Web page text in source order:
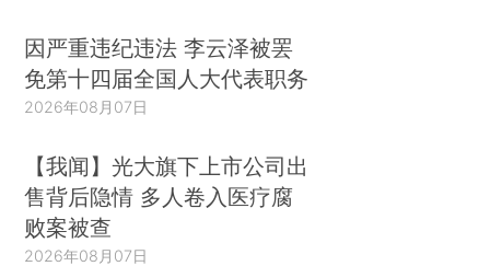
因严重违纪违法 李云泽被罢
免第十四届全国人大代表职务
2026年08月07日
【我闻】光大旗下上市公司出
售背后隐情 多人卷入医疗腐
败案被查
2026年08月07日